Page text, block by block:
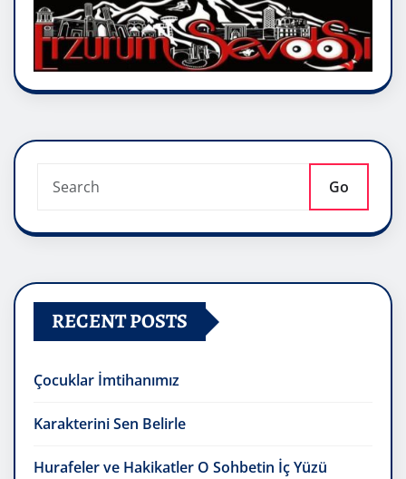
Go
RECENT POSTS
Çocuklar İmtihanımız
Karakterini Sen Belirle
Hurafeler ve Hakikatler O Sohbetin İç Yüzü